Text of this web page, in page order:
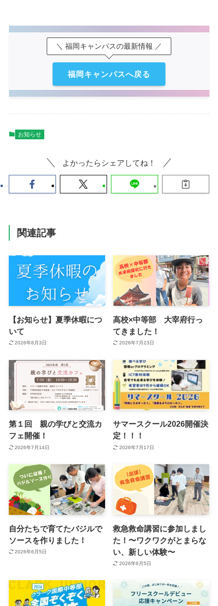
＼ 福岡キャンパスの最新情報 ／
福岡キャンパスへ戻る
お知らせ
よかったらシェアしてね！
関連記事
【お知らせ】夏季休暇につ
いて
2026年8月3日
高校×中等部 大宰府行っ
てきました！
2026年7月23日
第１回 親の学びと交流カ
フェ開催！
2026年7月14日
サマースクール2026開催決
定！！！
2026年7月17日
自分たちで育てたバジルで
ソースを作りました！
2026年6月5日
救急救命講習に参加しまし
た！〜ワクワクがとまらな
い、新しい体験〜
2026年6月5日